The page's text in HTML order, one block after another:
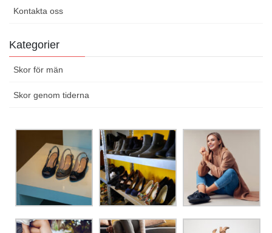
Kontakta oss
Kategorier
Skor för män
Skor genom tiderna